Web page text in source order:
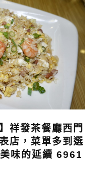
祥發茶餐廳西門
店，菜單多到選
味的延續 6961